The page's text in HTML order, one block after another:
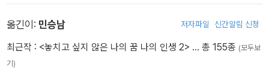
책들』로 황금돌고래상을 수상했다. 세상을 떠나기 전 마지막 소설인
『별의 시간』은 1977년에, 『삶의 숨결』은 사후에 발표되었다. 작가로
서의 생활고와 1967년 화재로 입은 화상의 후유증으로 정신적인 고
통을 겪다가 1977년 난소암으로 세상을 떠났다.
옮긴이: 민승남 저자파일 신간알림 신청
최근작 : <놓치고 싶지 않은 나의 꿈 나의 인생 2> … 총 155종 (모두보
기)